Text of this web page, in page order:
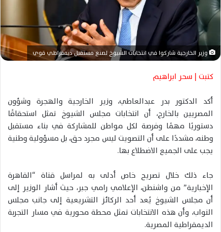
ر
ن
ا
وزير الخارجية شاركوا في انتخابات الشيوخ لصنع مستقبل ديمقراطي قوي
كتبت | سحر ابراهيم
أكد الدكتور بدر عبدالعاطي، وزير الخارجية والهجرة وشؤون
المصريين بالخارج، أن انتخابات مجلس الشيوخ تمثل استحقاقًا
دستوريًا مهمًا وفرصة لكل مواطن للمشاركة في بناء مستقبل
وطنه، مشددًا على أن التصويت ليس مجرد حق، بل مسؤولية وطنية
يجب على الجميع الاضطلاع بها.
جاء ذلك خلال تصريح خاص أدلى به لمراسل قناة “القاهرة
الإخبارية” من واشنطن، الإعلامي رامي جبر، حيث أشار الوزير إلى
أن مجلس الشيوخ يُعد أحد الركائز التشريعية إلى جانب مجلس
النواب، وأن هذه الانتخابات تمثل محطة محورية في مسار التجربة
الديمقراطية المصرية.